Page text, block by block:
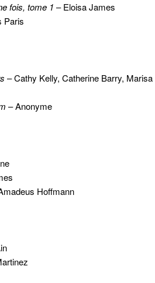
fois, tome 1 – Eloisa James
Paris
– Cathy Kelly, Catherine Barry,
– Anonyme
Hoffmann